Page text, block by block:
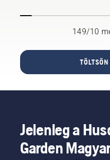
nagyságát
minden
történő
megtekintésével.
A cél a
növekedés
az
elérhetik
149/10
Jelenleg a
Garden